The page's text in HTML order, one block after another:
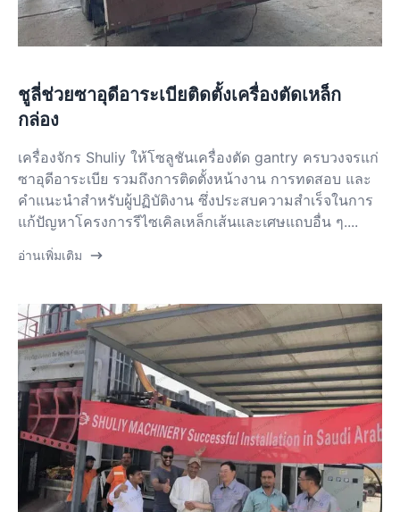
ชูลี่ช่วยซาอุดีอาระเบียติดตั้งเครื่องตัดเหล็ก
กล่อง
เครื่องจักร Shuliy ให้โซลูชันเครื่องตัด gantry ครบวงจรแก่
ซาอุดีอาระเบีย รวมถึงการติดตั้งหน้างาน การทดสอบ และ
คำแนะนำสำหรับผู้ปฏิบัติงาน ซึ่งประสบความสำเร็จในการ
แก้ปัญหาโครงการรีไซเคิลเหล็กเส้นและเศษแถบอื่น ๆ....
อ่านเพิ่มเติม